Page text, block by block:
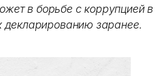
в борьбе с коррупцией в
декларированию заранее.